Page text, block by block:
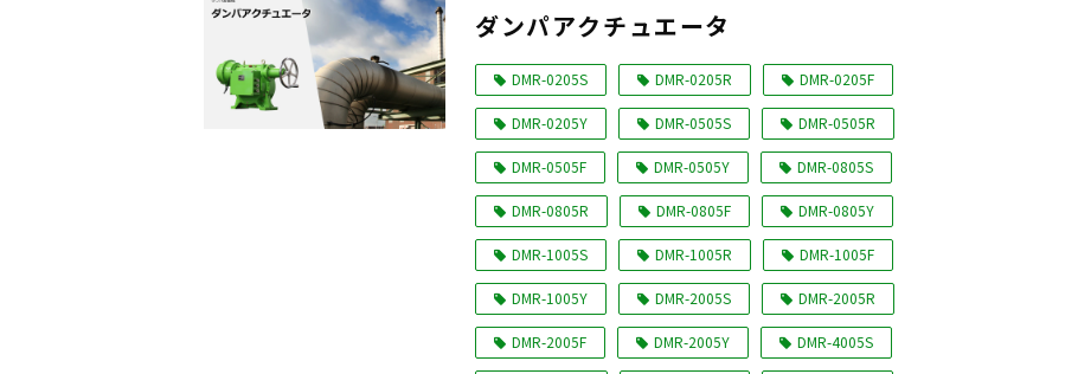
ダンパアクチュエータ
DMR-0205S DMR-0205R DMR-0205F
DMR-0205Y DMR-0505S DMR-0505R
DMR-0505F DMR-0505Y DMR-0805S
DMR-0805R DMR-0805F DMR-0805Y
DMR-1005S DMR-1005R DMR-1005F
DMR-1005Y DMR-2005S DMR-2005R
DMR-2005F DMR-2005Y DMR-4005S